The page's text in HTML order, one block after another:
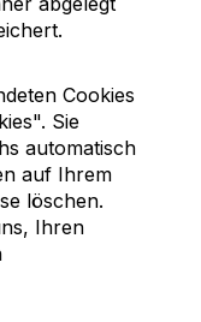
Cookies
Sie
automatisch
auf Ihrem
löschen.
Ihren